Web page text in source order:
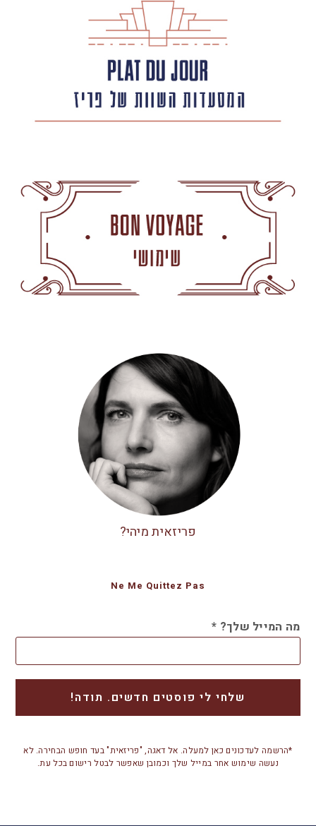
פריזאית מיהי?
Ne Me Quittez Pas
מה המייל שלך? *
*הרשמה לעדכונים כאן למעלה. אל דאגה, "פריזאית" בעד חופש הבחירה. לא
נעשה שימוש אחר במייל שלך וכמובן שאפשר לבטל רישום בכל עת.